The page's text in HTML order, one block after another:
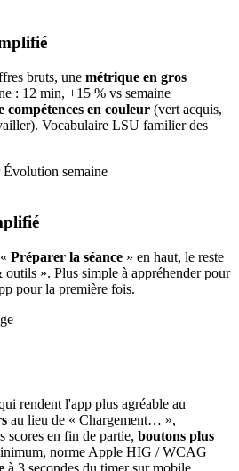
bruts, une métrique en gros
: 12 min, +15 % vs semaine
compétences en couleur (vert acquis,
Vocabulaire LSU familier des
Évolution semaine
Préparer la séance » en haut, le reste
outils ». Plus simple à appréhender pour
pour la première fois.
rendent l'app plus agréable au
au lieu de « Chargement… »,
scores en fin de partie, boutons plus
norme Apple HIG / WCAG
à 3 secondes du timer sur mobile,